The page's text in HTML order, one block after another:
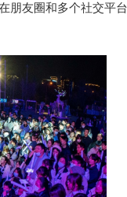
朋友圈和多个社交平